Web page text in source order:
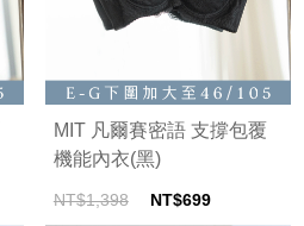
MIT 凡爾賽密語 支撐包覆
機能內衣(黑)
NT$1,398 NT$699